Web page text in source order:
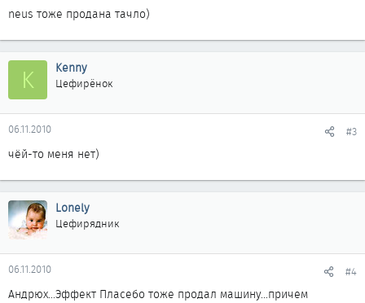
neus тоже продана тачло)
K Kenny
Цефирёнок
06.11.2010 #3
чёй-то меня нет)
Lonely
Цефирядник
06.11.2010 #4
Андрюх...Эффект Пласебо тоже продал машину...причем